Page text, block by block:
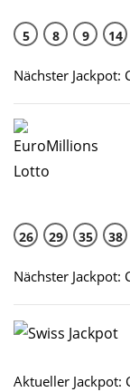
5 8 9 14
Nächster Jackpot:
26 29 35 38
Nächster Jackpot:
Aktueller Jackpot: